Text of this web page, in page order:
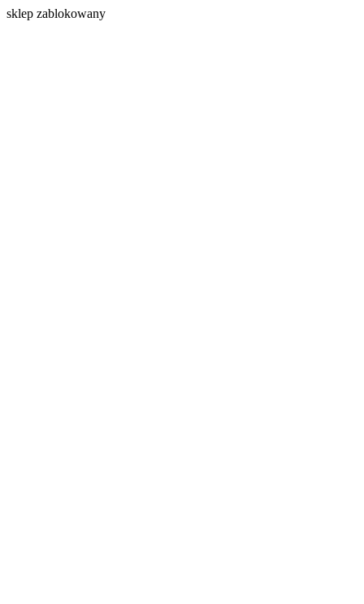
sklep zablokowany